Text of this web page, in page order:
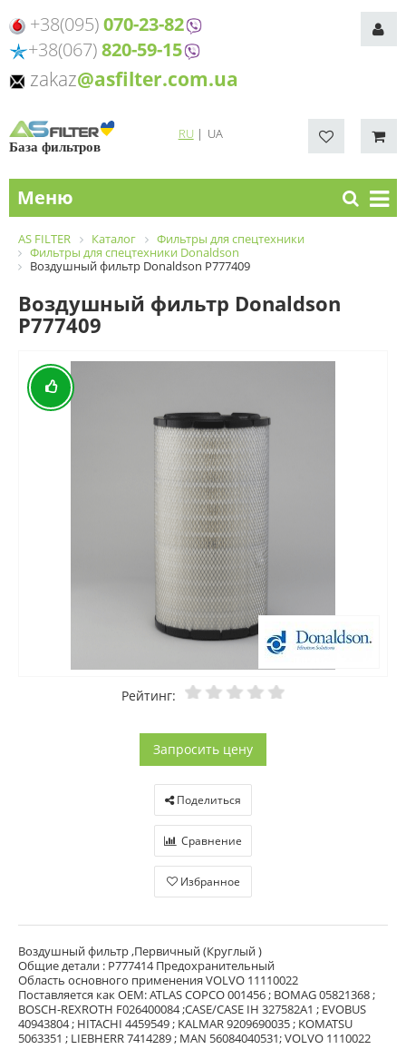
+38(095)070-23-82
+38(067)820-59-15
zakaz@asfilter.com.ua
База фильтров
RU| UA
Меню
AS FILTER Каталог
Фильтры для спецтехники
Фильтры для спецтехники Donaldson
Воздушный фильтр Donaldson P777409
Воздушный фильтр Donaldson
P777409
Рейтинг:
Запросить цену
Поделиться
Сравнение
Избранное
Воздушный фильтр ,Первичный (Круглый )
Общие детали : P777414 Предохранительный
Область основного применения VOLVO 11110022
Поставляется как OEM: ATLAS COPCO 001456 ; BOMAG 05821368 ;
BOSCH-REXROTH F026400084 ;CASE/CASE IH 327582A1 ; EVOBUS
40943804 ; HITACHI 4459549 ; KALMAR 9209690035 ; KOMATSU
5063351 ; LIEBHERR 7414289 ; MAN 56084040531; VOLVO 1110022